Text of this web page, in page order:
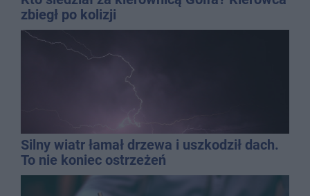
zbiegł po kolizji
Silny wiatr łamał drzewa i uszkodził dach.
To nie koniec ostrzeżeń